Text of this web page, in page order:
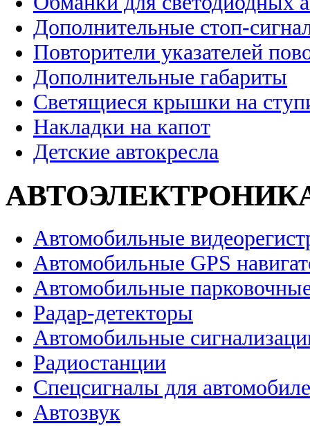
Дополнительные стоп-
Повторители указателей
Дополнительные габариты
Светящиеся крышки на
Накладки на капот
Детские автокресла
Автомобильные
Автомобильные GPS
Автомобильные
Радар-детекторы
Автомобильные
Радиостанции
Спецсигналы для
Автозвук